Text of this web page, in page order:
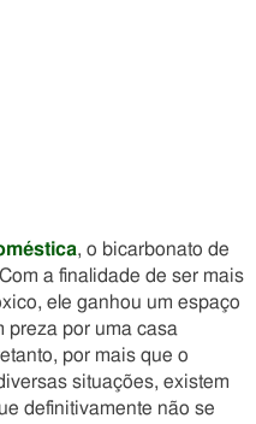
, o bicarbonato de
a finalidade de ser mais
ele ganhou um espaço
preza por uma casa
por mais que o
situações, existem
definitivamente não se